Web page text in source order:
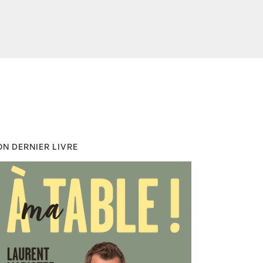
DERNIER LIVRE